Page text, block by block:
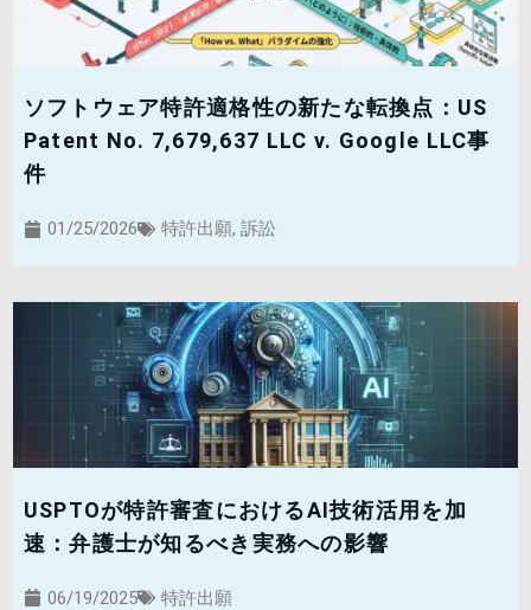
ソフトウェア特許適格性の新たな転換点：US
Patent No. 7,679,637 LLC v. Google LLC事
件
01/25/2026 特許出願, 訴訟
USPTOが特許審査におけるAI技術活用を加
速：弁護士が知るべき実務への影響
06/19/2025 特許出願